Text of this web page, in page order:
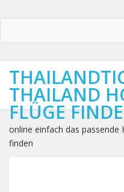
THAILAND
FLÜGE
online einfach das passende
finden